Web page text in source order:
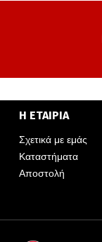
Η ΕΤΑΙΡΙΑ
Σχετικά με εμάς
Καταστήματα
Αποστολή